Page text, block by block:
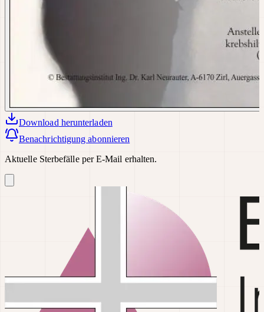
Download herunterladen
Benachrichtigung abonnieren
Aktuelle Sterbefälle per E-Mail erhalten.